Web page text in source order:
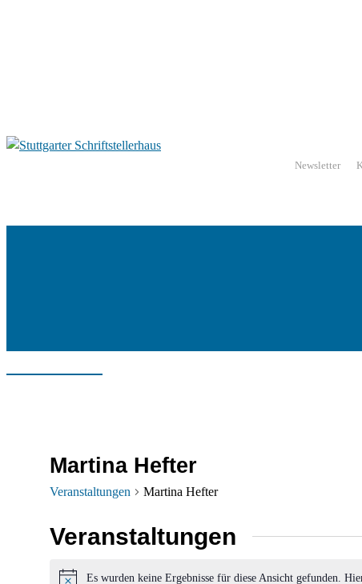
Newsletter
Martina Hefter
Veranstaltungen Martina Hefter
Veranstaltungen
Es wurden keine Ergebnisse für diese Ansicht gefunden.